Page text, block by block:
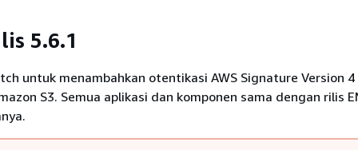
5.6.1
untuk menambahkan otentikasi AWS Signature Version
S3. Semua aplikasi dan komponen sama dengan rilis